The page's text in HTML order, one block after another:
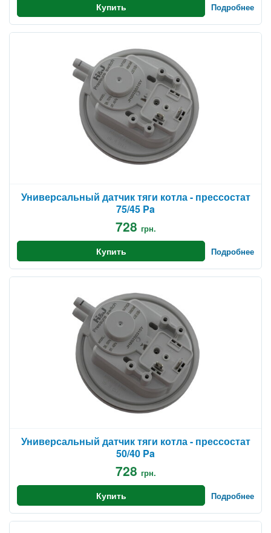
Купить Подробнее
Универсальный датчик тяги котла - прессостат
75/45 Pa
728 грн.
Купить Подробнее
Универсальный датчик тяги котла - прессостат
50/40 Pa
728 грн.
Купить Подробнее